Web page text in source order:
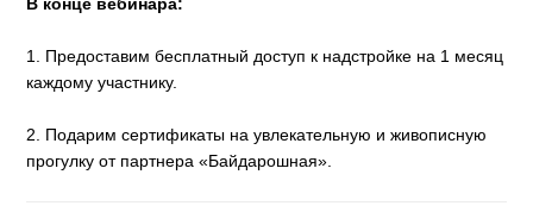
1. Предоставим бесплатный доступ к надстройке на 1 месяц
каждому участнику.
2. Подарим сертификаты на увлекательную и живописную
прогулку от партнера «Байдарошная».